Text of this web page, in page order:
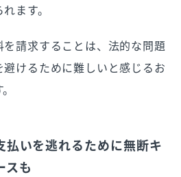
ます。
請求することは、法的な問題
けるために難しいと感じるお
払いを逃れるために無断キ
スも